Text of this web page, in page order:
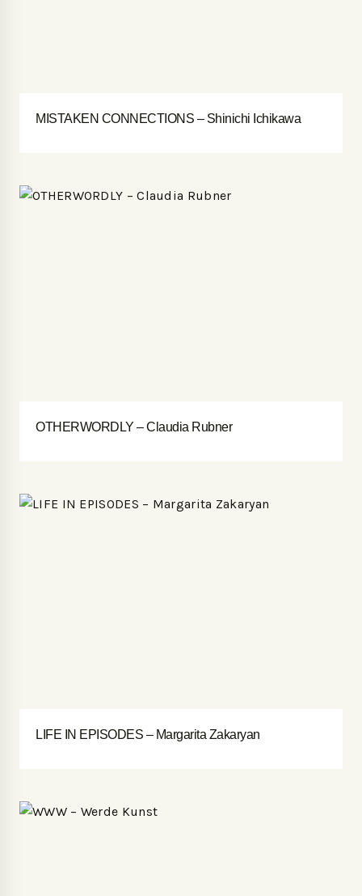
MISTAKEN CONNECTIONS – Shinichi Ichikawa
OTHERWORDLY – Claudia Rubner
LIFE IN EPISODES – Margarita Zakaryan